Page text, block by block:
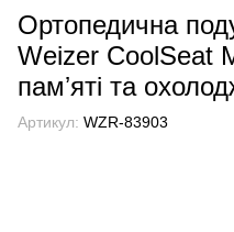
Ортопедична
Weizer CoolSeat
памʼяті та
Артикул: WZR-83903